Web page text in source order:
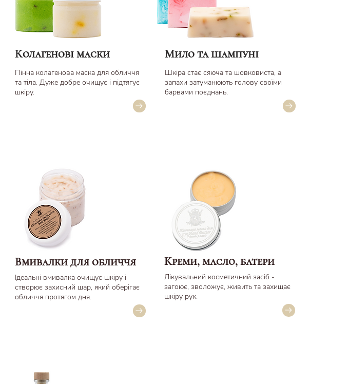
Колагенові маски
Пінна колагенова маска для обличчя
та тіла. Дуже добре очищує і підтягує
шкіру.
Мило та шампуні
Шкіра стає сяюча та шовковиста, а
запахи затуманюють голову своїми
барвами поєднань.
Вмивалки для обличчя
Ідеальні вмивалка очищує шкіру і
створює захисний шар, який оберігає
обличчя протягом дня.
Креми, масло, батери
Лікувальний косметичний засіб -
загоює, зволожує, живить та захищає
шкіру рук.